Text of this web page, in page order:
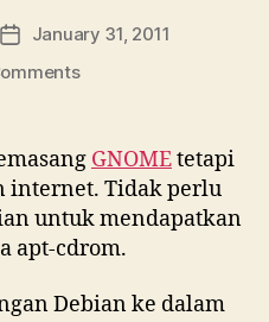
PostJanuary 31, 2011
on
dari
CDROM
Debian
GNOMEtetapi
internet. Tidak perlu
untuk mendapatkan
apt-cdrom.
Debian ke dalam